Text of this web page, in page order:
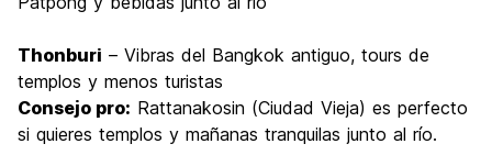
Thonburi – Vibras del Bangkok antiguo, tours de
templos y menos turistas
Consejo pro: Rattanakosin (Ciudad Vieja) es perfecto
si quieres templos y mañanas tranquilas junto al río.